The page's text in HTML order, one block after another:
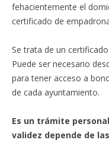
fehacientemente el
certificado de
Se trata de un
Puede ser necesario
para tener acceso a
de cada ayuntamiento.
Es un trámite
validez depende de